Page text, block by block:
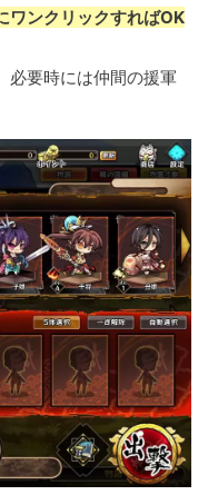
ワンクリックすればOK
必要時には仲間の援軍